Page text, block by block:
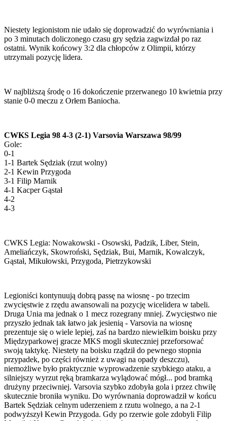
Niestety legionistom nie udało się doprowadzić do wyrówniania i
po 3 minutach doliczonego czasu gry sędzia zagwizdał po raz
ostatni. Wynik końcowy 3:2 dla chłopców z Olimpii, którzy
utrzymali pozycję lidera.
W najbliższą środę o 16 dokończenie przerwanego 10 kwietnia przy
stanie 0-0 meczu z Orłem Baniocha.
CWKS Legia 98 4-3 (2-1) Varsovia Warszawa 98/99
Gole:
0-1
1-1 Bartek Sędziak (rzut wolny)
2-1 Kewin Przygoda
3-1 Filip Marnik
4-1 Kacper Gąstał
4-2
4-3
CWKS Legia: Nowakowski - Osowski, Padzik, Liber, Stein,
Ameliańczyk, Skowroński, Sędziak, Bui, Marnik, Kowalczyk,
Gąstał, Mikułowski, Przygoda, Pietrzykowski
Legioniści kontynuują dobrą passę na wiosnę - po trzecim
zwycięstwie z rzędu awansowali na pozycję wicelidera w tabeli.
Druga Unia ma jednak o 1 mecz rozegrany mniej. Zwycięstwo nie
przyszło jednak tak łatwo jak jesienią - Varsovia na wiosnę
prezentuje się o wiele lepiej, zaś na bardzo niewielkim boisku przy
Międzyparkowej gracze MKS mogli skuteczniej przeforsować
swoją taktykę. Niestety na boisku rządził do pewnego stopnia
przypadek, po części również z uwagi na opady deszczu),
niemożliwe było praktycznie wyprowadzenie szybkiego ataku, a
silniejszy wyrzut ręką bramkarza wylądować mógł... pod bramką
drużyny przeciwniej. Varsovia szybko zdobyła gola i przez chwilę
skutecznie broniła wyniku. Do wyrównania doprowadził w końcu
Bartek Sędziak celnym uderzeniem z rzutu wolnego, a na 2-1
podwyższył Kewin Przygoda. Gdy po rzerwie gole zdobyli Filip